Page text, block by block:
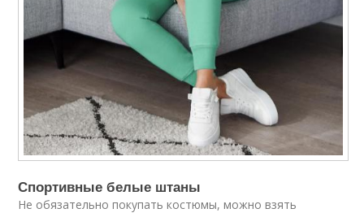
Спортивные белые штаны
Не обязательно покупать костюмы, можно взять